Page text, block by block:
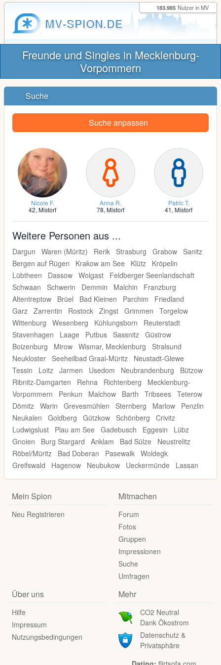
MV-SPION.DE
183.985 Nutzer in MV
Freunde und Singles in Mecklenburg-
Vorpommern
Suche
Suche anpassen
Nicole F.
42, Mistorf
Anna R.
78, Mistorf
Patric T.
41, Mistorf
Weitere Personen aus ...
Dargun Waren (Müritz) Rerik Strasburg Grabow Sanitz
Bergen auf Rügen
Krakow am See Klütz
Kröpelin
Lübtheen
Dassow Wolgast
Feldberger Seenlandschaft
Schwaan
Schwerin Demmin Malchin
Franzburg
Altentreptow
Brüel Bad Kleinen Parchim
Friedland
Garz Zarrentin Rostock Zingst Grimmen
Torgelow
Wittenburg
Wesenberg Kühlungsborn
Reuterstadt
Stavenhagen
Laage Putbus Sassnitz Güstrow
Boizenburg
Mirow Wismar, Mecklenburg
Stralsund
Neukloster Seeheilbad Graal-Müritz
Neustadt-Glewe
Tessin
Loitz Jarmen Usedom Neubrandenburg
Bützow
Ribnitz-Damgarten
Rehna Richtenberg
Mecklenburg-
Vorpommern
Penkun Malchow Barth Tribsees Teterow
Dömitz Warin Grevesmühlen Sternberg Marlow
Penzlin
Neukalen
Goldberg Gützkow Schönberg
Crivitz
Ludwigslust
Plau am See Gadebusch Eggesin
Lübz
Gnoien
Burg Stargard Anklam Bad Sülze
Neustrelitz
Röbel/Müritz
Bad Doberan Pasewalk Woldegk
Greifswald
Hagenow Neubukow Ueckermünde Lassan
Mein Spion
Neu Registrieren
Mitmachen
Forum
Fotos
Gruppen
Impressionen
Suche
Umfragen
Über uns
Hilfe
Impressum
Nutzungsbedingungen
Mehr
CO2 Neutral
Dank Ökostrom
Datenschutz &
Privatsphäre